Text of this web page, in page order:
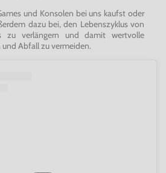
und Konsolen bei uns kaufst oder
dazu bei, den Lebenszyklus von
zu verlängern und damit wertvolle
und Abfall zu vermeiden.